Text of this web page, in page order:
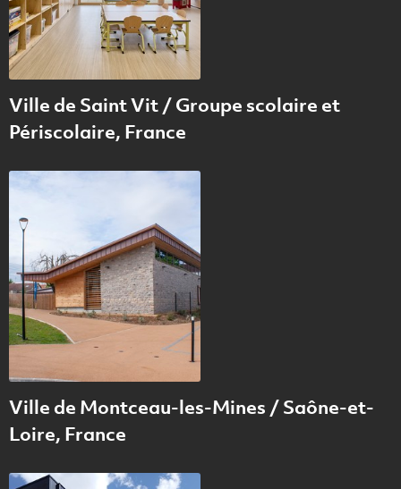
Ville de Saint Vit / Groupe scolaire et
Périscolaire, France
Ville de Montceau-les-Mines / Saône-et-
Loire, France